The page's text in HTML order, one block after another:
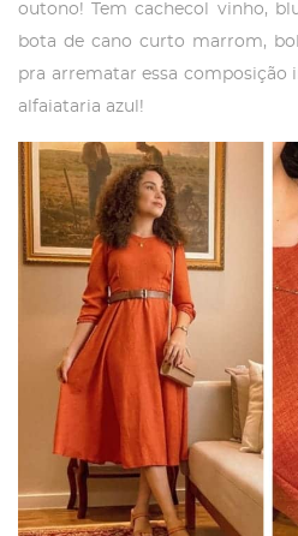
outono! Tem cachecol vinho,
bota de cano curto marrom,
pra arrematar essa composição
alfaiataria azul!